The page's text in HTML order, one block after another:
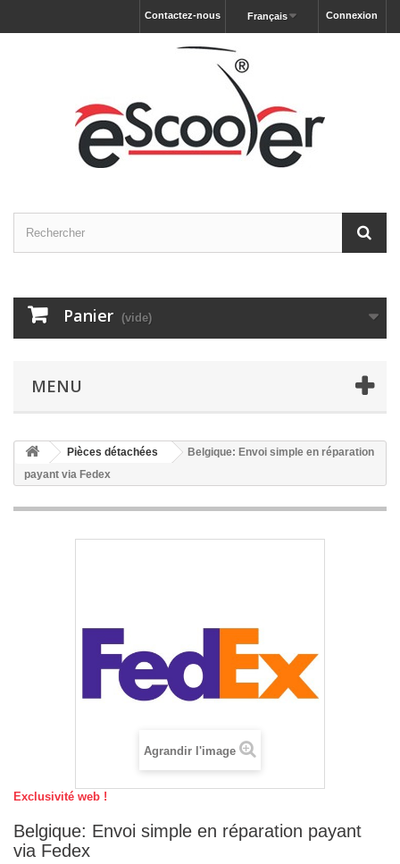
Connexion
Français
Contactez-nous
Panier (vide)
MENU
Pièces détachées
Belgique: Envoi simple en réparation
payant via Fedex
Agrandir l'image
Exclusivité web !
Belgique: Envoi simple en réparation payant
via Fedex